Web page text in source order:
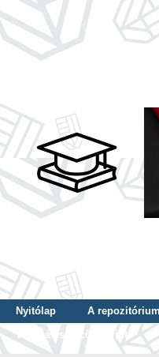
Nyitólap A
Tallózás szerző szerint